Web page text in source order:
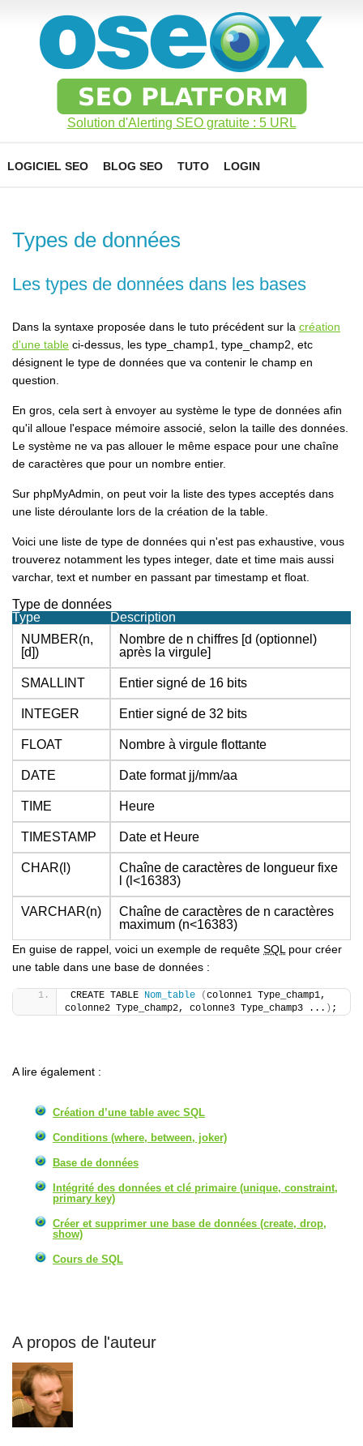
Solution d'Alerting SEO gratuite : 5 URL
LOGICIEL SEO BLOG SEO TUTO LOGIN
Types de données
Les types de données dans les bases
Dans la syntaxe proposée dans le tuto précédent sur la création
d'une table ci-dessus, les type_champ1, type_champ2, etc
désignent le type de données que va contenir le champ en
question.
En gros, cela sert à envoyer au système le type de données afin
qu'il alloue l'espace mémoire associé, selon la taille des données.
Le système ne va pas allouer le même espace pour une chaîne
de caractères que pour un nombre entier.
Sur phpMyAdmin, on peut voir la liste des types acceptés dans
une liste déroulante lors de la création de la table.
Voici une liste de type de données qui n'est pas exhaustive, vous
trouverez notamment les types integer, date et time mais aussi
varchar, text et number en passant par timestamp et float.
Type de données
Type
Description
NUMBER(n,
[d])
Nombre de n chiffres [d (optionnel )
après la virgule]
SMALLINT Entier signé de 16 bits
INTEGER Entier signé de 32 bits
FLOAT Nombre à virgule flottante
DATE Date format jj/mm/aa
TIME Heure
TIMESTAMP Date et Heure
CHAR(l)
Chaîne de caractères de longueur fixe
(l<16383)
VARCHAR(n)
Chaîne de caractères de n caractères
maximum (n<16383)
En guise de rappel, voici un exemple de requête SQL pour créer
une table dans une base de données :
CREATE TABLE Nom_table (colonne1 Type_champ1,
colonne2 Type_champ2, colonne3 Type_champ3 ... ) ;
A lire également :
Création d’une table avec SQL
Conditions (where, between, joker)
Base de données
Intégrité des données et clé primaire (unique, constraint,
primary key)
Créer et supprimer une base de données (create, drop,
show)
Cours de SQL
A propos de l'auteur